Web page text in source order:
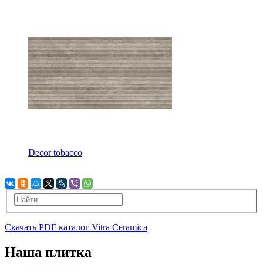
Decor tobacco
Скачать PDF каталог Vitra Ceramica
Наша плитка